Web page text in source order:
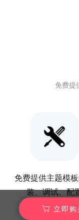
免费提
免费提供主题模
装、调试、配
立即购